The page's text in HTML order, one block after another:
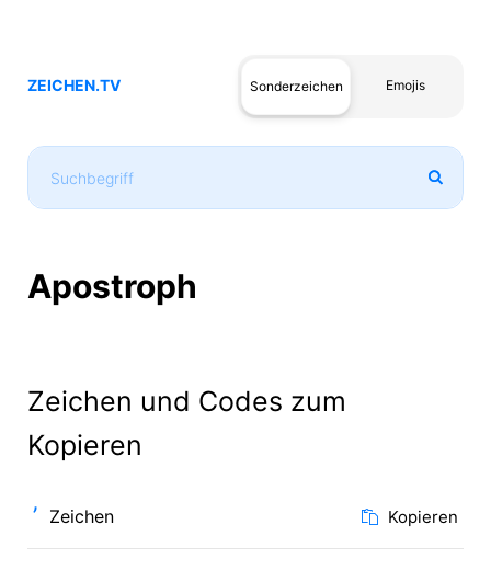
ZEICHEN.TV Sonderzeichen Emojis
Apostroph
Zeichen und Codes zum
Kopieren
ʼ Zeichen Kopieren